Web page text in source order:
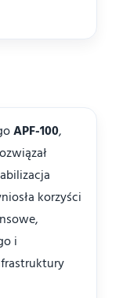
APF-100,
korzyści
i